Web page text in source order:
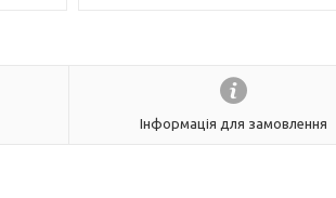
Інформація для замовлення